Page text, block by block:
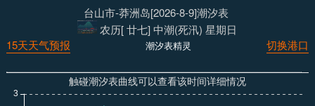
台山市-莽洲岛[2026-8-9]潮汐表
农历[ 廿七] 中潮(死汛) 星期日
切换港口
潮汐表精灵
15天天气预报
触碰潮汐表曲线可以查看该时间详细情况